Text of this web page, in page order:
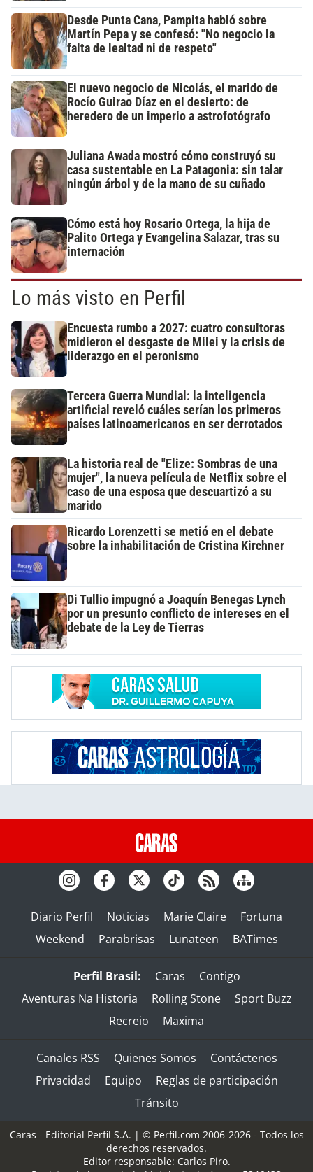
Desde Punta Cana, Pampita habló sobre
Martín Pepa y se confesó: "No negocio la
falta de lealtad ni de respeto"
El nuevo negocio de Nicolás, el marido de
Rocío Guirao Díaz en el desierto: de
heredero de un imperio a astrofotógrafo
Juliana Awada mostró cómo construyó su
casa sustentable en La Patagonia: sin talar
ningún árbol y de la mano de su cuñado
Cómo está hoy Rosario Ortega, la hija de
Palito Ortega y Evangelina Salazar, tras su
internación
Lo más visto en Perfil
Encuesta rumbo a 2027: cuatro consultoras
midieron el desgaste de Milei y la crisis de
liderazgo en el peronismo
Tercera Guerra Mundial: la inteligencia
artificial reveló cuáles serían los primeros
países latinoamericanos en ser derrotados
La historia real de "Elize: Sombras de una
mujer", la nueva película de Netflix sobre el
caso de una esposa que descuartizó a su
marido
Ricardo Lorenzetti se metió en el debate
sobre la inhabilitación de Cristina Kirchner
Di Tullio impugnó a Joaquín Benegas Lynch
por un presunto conflicto de intereses en el
debate de la Ley de Tierras
Diario Perfil Noticias Marie Claire
Fortuna
Weekend
Parabrisas Lunateen BATimes
Perfil Brasil: Caras
Contigo
Aventuras Na Historia
Rolling Stone
Sport Buzz
Recreio
Maxima
Canales RSS Quienes Somos
Contáctenos
Privacidad
Equipo
Reglas de participación
Tránsito
Caras - Editorial Perfil S.A. | © Perfil.com 2006-2026 - Todos los
derechos reservados.
Editor responsable: Carlos Piro.